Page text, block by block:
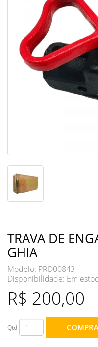
TRAVA DE
GHIA
Modelo: PRD00843
Disponibilidade: Em
R$ 200,00
Qtd